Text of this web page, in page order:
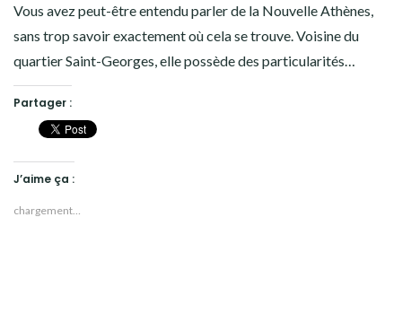
Vous avez peut-être entendu parler de la Nouvelle Athènes,
sans trop savoir exactement où cela se trouve. Voisine du
quartier Saint-Georges, elle possède des particularités…
Partager :
J’aime ça :
chargement…